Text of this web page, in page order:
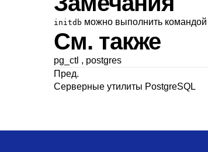
initdb можно выполнить командой
См. также
pg_ctl , postgres
Пред.
Серверные утилиты PostgreSQL